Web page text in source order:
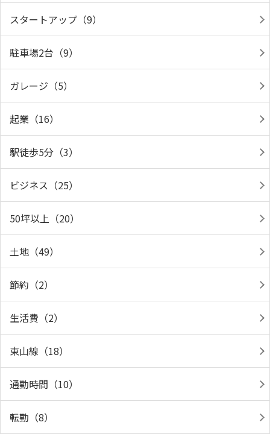
スタートアップ（9）
駐車場2台（9）
ガレージ（5）
起業（16）
駅徒歩5分（3）
ビジネス（25）
50坪以上（20）
土地（49）
節約（2）
生活費（2）
東山線（18）
通勤時間（10）
転勤（8）